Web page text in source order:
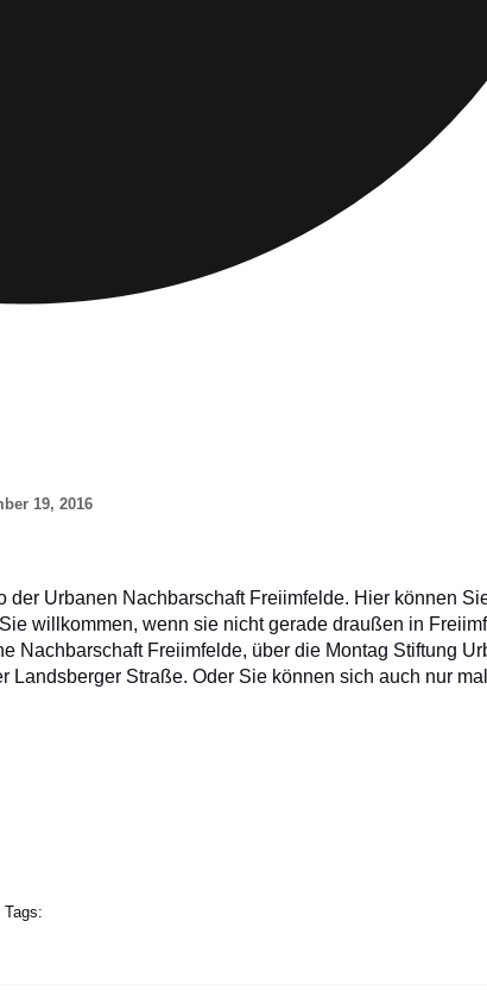
19, 2016
der Urbanen Nachbarschaft Freiimfelde. Hier können
willkommen, wenn sie nicht gerade draußen in
Nachbarschaft Freiimfelde, über die Montag Stiftung
Landsberger Straße. Oder Sie können sich auch nur
Tags: